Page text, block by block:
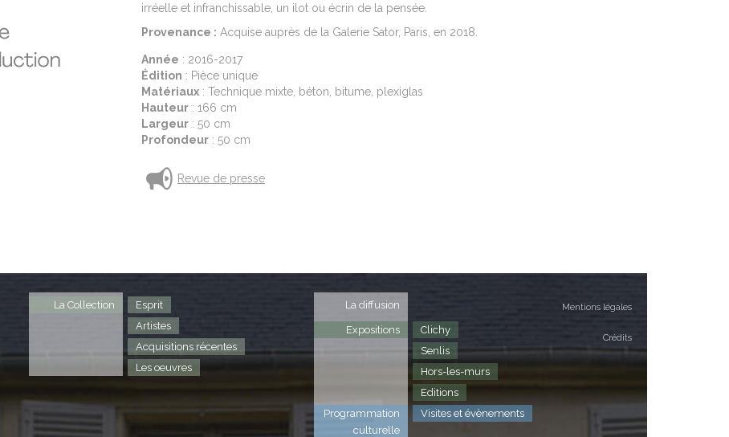
irréelle et infranchissable, un ilot ou écrin de la pensée.
Provenance : Acquise auprès de la Galerie Sator, Paris, en 2018.
Année : 2016-2017
Édition : Pièce unique
Matériaux : Technique mixte, béton, bitume, plexiglas
Hauteur : 166 cm
Largeur : 50 cm
Profondeur : 50 cm
Revue de presse
Mentions légales
Crédits
La Collection
Esprit
Artistes
Acquisitions récentes
Les oeuvres
La diffusion
Expositions
Clichy
Senlis
Hors-les-murs
Editions
Programmation
culturelle
Visites et évènements